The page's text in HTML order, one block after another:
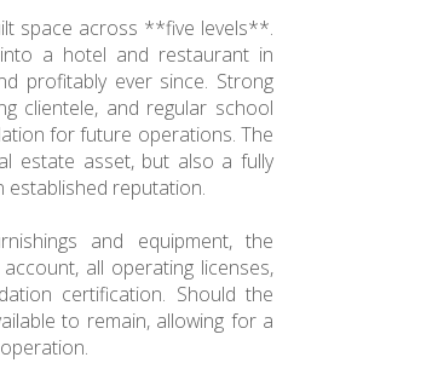
space across **five levels**.
a hotel and restaurant in
profitably ever since. Strong
clientele, and regular school
for future operations. The
estate asset, but also a fully
established reputation.
and equipment, the
all operating licenses,
certification. Should the
to remain, allowing for a